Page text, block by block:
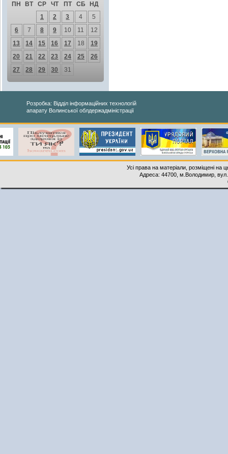
ПН ВТ СР ЧТ ПТ СБ
НД
1
2 3 4
5
6
7 8 9 10 11
12
13
14 15 16 17 18
19
20
21 22 23 24 25
26
27
28 29 30 31
Розробка: Відділ інформаційних технологій
апарату Волинської облдержадміністрації
Усі права на матеріали, розміщені на
Адреса: 44700, м.Володимир,